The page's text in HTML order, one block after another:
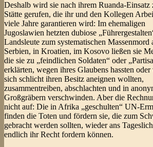
Deshalb wird sie nach ihrem Ruanda-Einsatz
Stätte gerufen, die ihr und den Kollegen
viele Jahre garantieren wird: Im ehemaligen
Jugoslawien hetzten dubiose
Landsleute zum systematischen Massenmord
Serbien, in Kroatien, im Kosovo ließen sie
die sie zu „feindlichen Soldaten“ oder
erklärten, wegen ihres Glaubens hassten
sich schlicht ihren Besitz aneignen wollten,
zusammentreiben, abschlachten und in
Großgräbern verschwinden. Aber die
nicht auf: Die in Afrika „geschulten“ UN-
finden die Toten und fördern sie, die zum
gebracht werden sollten, wieder ans
endlich ihr Recht fordern können.